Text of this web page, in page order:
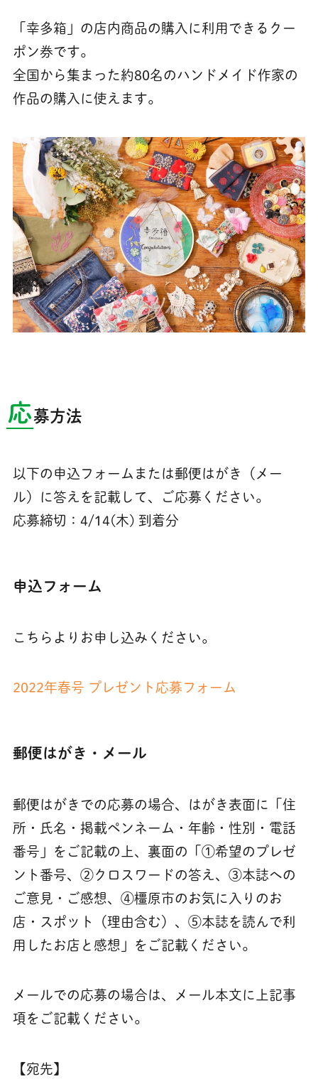
「幸多箱」の店内商品の購入に利用できるクー
ポン券です。
全国から集まった約80名のハンドメイド作家の
作品の購入に使えます。
応募方法
以下の申込フォームまたは郵便はがき（メー
ル）に答えを記載して、ご応募ください。
応募締切：4/14(木) 到着分
申込フォーム
こちらよりお申し込みください。
2022年春号 プレゼント応募フォーム
郵便はがき・メール
郵便はがきでの応募の場合、はがき表面に「住
所・氏名・掲載ペンネーム・年齢・性別・電話
番号」をご記載の上、裏面の「①希望のプレゼ
ント番号、②クロスワードの答え、③本誌への
ご意見・ご感想、④橿原市のお気に入りのお
店・スポット（理由含む）、⑤本誌を読んで利
用したお店と感想」をご記載ください。
メールでの応募の場合は、メール本文に上記事
項をご記載ください。
【宛先】